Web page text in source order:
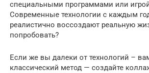
специальными программами или
Современные технологии с каждым
реалистично воссоздают реальную
попробовать?
Если же вы далеки от технологий –
классический метод — создайте